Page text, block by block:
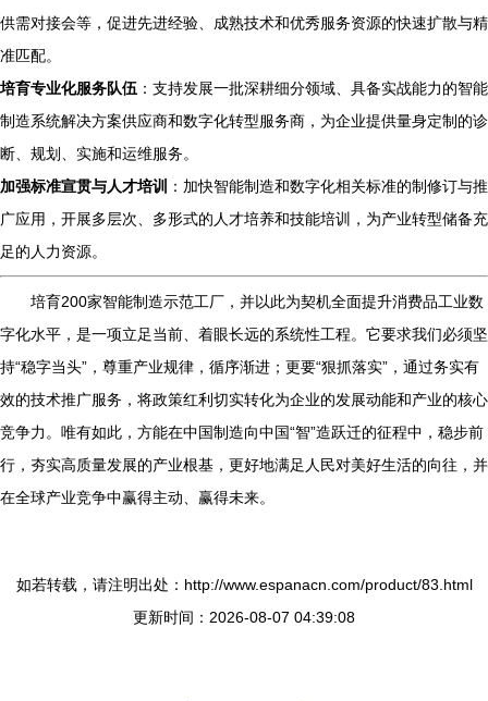
供需对接会等，促进先进经验、成熟技术和优秀服务资源的快速扩散与精
准匹配。
培育专业化服务队伍 ：支持发展一批深耕细分领域、具备实战能力的智能
制造系统解决方案供应商和数字化转型服务商，为企业提供量身定制的诊
断、规划、实施和运维服务。
加强标准宣贯与人才培训
：加快智能制造和数字化相关标准的制修订与推
广应用，开展多层次、多形式的人才培养和技能培训，为产业转型储备充
足的人力资源。
培育200家智能制造示范工厂，并以此为契机全面提升消费品工业数
字化水平，是一项立足当前、着眼长远的系统性工程。它要求我们必须坚
持“稳字当头”，尊重产业规律，循序渐进；更要“狠抓落实”，通过务实有
效的技术推广服务，将政策红利切实转化为企业的发展动能和产业的核心
竞争力。唯有如此，方能在中国制造向中国“智”造跃迁的征程中，稳步前
行，夯实高质量发展的产业根基，更好地满足人民对美好生活的向往，并
在全球产业竞争中赢得主动、赢得未来。
如若转载，请注明出处：http://www.espanacn.com/product/83.html
更新时间：2026-08-07 04:39:08